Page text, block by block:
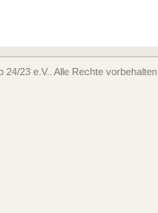
24/23 e.V.. Alle Rechte vorbehalten